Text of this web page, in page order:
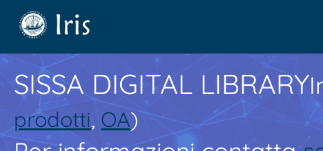
SISSA DIGITAL LIBRARY
prodotti, OA)